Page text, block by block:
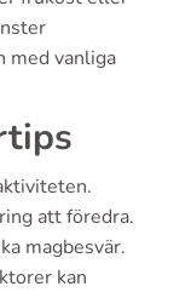
med vanliga
att föredra.
magbesvär.
kan